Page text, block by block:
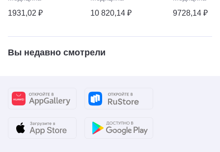
1931,02 ₽ 10 820,14 ₽ 9728,14 ₽
Вы недавно смотрели